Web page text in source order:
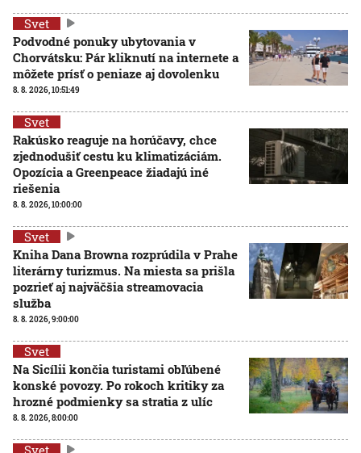
Svet
Podvodné ponuky ubytovania v
Chorvátsku: Pár kliknutí na internete a
môžete prísť o peniaze aj dovolenku
8. 8. 2026, 10:51:49
Svet
Rakúsko reaguje na horúčavy, chce
zjednodušiť cestu ku klimatizáciám.
Opozícia a Greenpeace žiadajú iné
riešenia
8. 8. 2026, 10:00:00
Svet
Kniha Dana Browna rozprúdila v Prahe
literárny turizmus. Na miesta sa prišla
pozrieť aj najväčšia streamovacia
služba
8. 8. 2026, 9:00:00
Svet
Na Sicílii končia turistami obľúbené
konské povozy. Po rokoch kritiky za
hrozné podmienky sa stratia z ulíc
8. 8. 2026, 8:00:00
Svet